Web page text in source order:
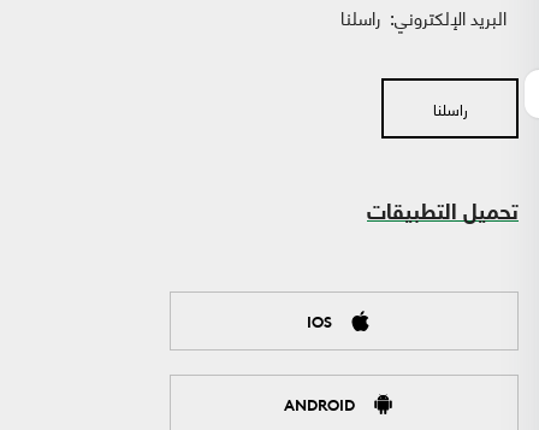
البريد الإلكتروني: راسلنا
راسلنا
تحميل التطبيقات
IOS
ANDROID